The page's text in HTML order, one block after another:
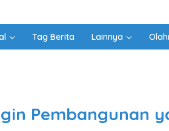
Tag Berita Lainnya
Pembangunan